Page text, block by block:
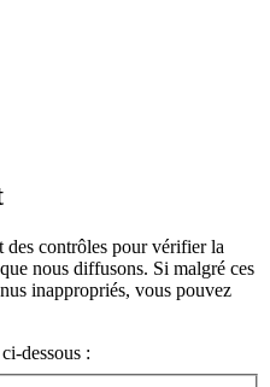
des contrôles pour vérifier la
nous diffusons. Si malgré ces
inappropriés, vous pouvez
dessous :